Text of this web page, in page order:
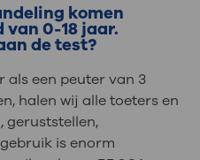
komen
0-18 jaar.
de test?
als een peuter van 3
halen wij alle toeters en
geruststellen,
is enorm